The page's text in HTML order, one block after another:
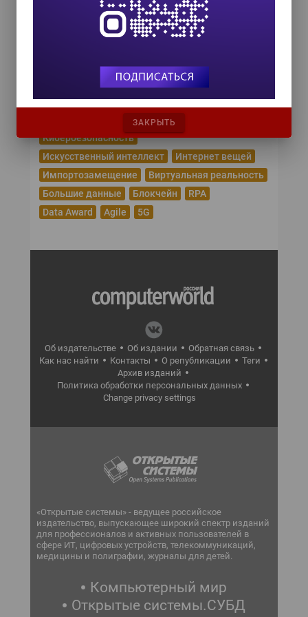
Популярные теги
Цифровая трансформация
Удаленная работа
Рунет
Робототехника
Облачные сервисы
Машинное обучение
Криптовалюта
Кибербезопасность
Искусственный интеллект
Интернет вещей
Импортозамещение
Виртуальная реальность
Большие данные
Блокчейн
RPA
Data Award
Agile 5G
Об издательстве Об издании
Обратная связь
Как нас найти
Контакты О републикации
Теги
Архив изданий
Политика обработки персональных данных
Change privacy settings
«Открытые системы» - ведущее российское
издательство, выпускающее широкий спектр изданий
для профессионалов и активных пользователей в
сфере ИТ, цифровых устройств, телекоммуникаций,
медицины и полиграфии, журналы для детей.
Компьютерный мир
Открытые системы.СУБД
ЗАКРЫТЬ